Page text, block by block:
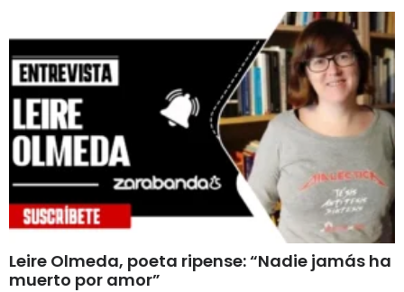
Leire Olmeda, poeta ripense: “Nadie jamás ha
muerto por amor”